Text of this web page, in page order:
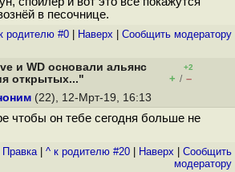
в песочнице.
родителю #0 Наверх Cообщить модератору
и WD основали альянс
открытых..."
+2
+ / –
(22), 12-Мрт-19, 16:13
чтобы он тебе сегодня больше не
Правка| ^ к родителю #20 Наверх
Cообщить
модератору